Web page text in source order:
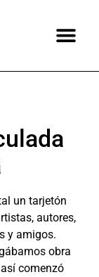
un tarjetón
autores,
y amigos.
obra
comenzó